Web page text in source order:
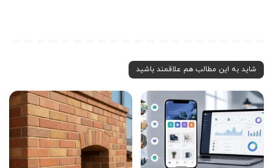
شاید به این مطالب هم علاقمند باشید